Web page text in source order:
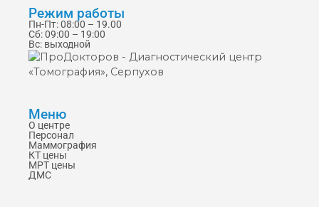
Режим работы
Пн-Пт: 08:00 – 19.00
Сб: 09:00 – 19:00
Вс: выходной
Меню
О центре
Персонал
Маммография
КТ цены
МРТ цены
ДМС